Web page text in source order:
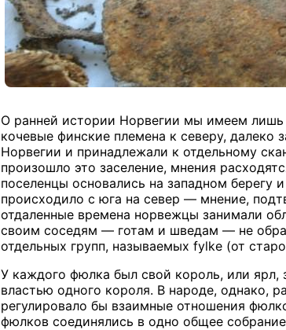
О ранней истории Норвегии мы имеем
кочевые финские племена к северу, далеко
Норвегии и принадлежали к отдельному
произошло это заселение, мнения
поселенцы основались на западном берегу
происходило с юга на север — мнение,
отдаленные времена норвежцы занимали
своим соседям — готам и шведам — не
отдельных групп, называемых fylke (от
У каждого фюлка был свой король, или ярл,
властью одного короля. В народе, однако,
регулировало бы взаимные отношения
фюлков соединялись в одно общее